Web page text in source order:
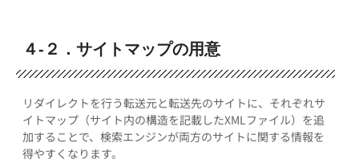
４-２．サイトマップの用意
リダイレクトを行う転送元と転送先のサイトに、それぞれサ
イトマップ（サイト内の構造を記載したXMLファイル）を追
加することで、検索エンジンが両方のサイトに関する情報を
得やすくなります。